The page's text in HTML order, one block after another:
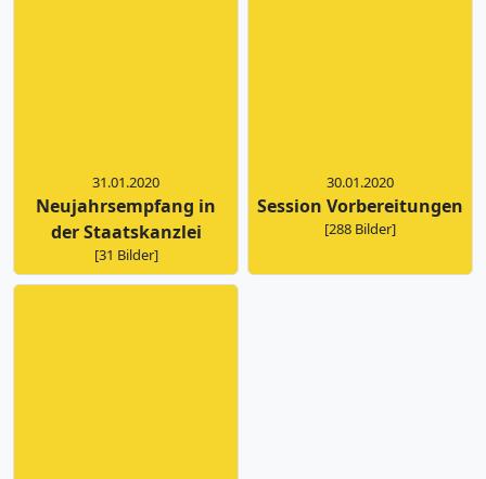
31.01.2020
Neujahrsempfang in
der Staatskanzlei
[31 Bilder]
30.01.2020
Session Vorbereitungen
[288 Bilder]